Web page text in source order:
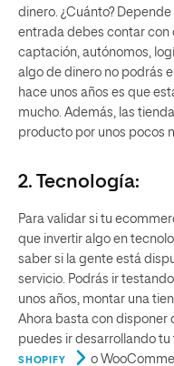
dinero. ¿Cuánto?
entrada debes contar
captación, autónomos,
algo de dinero no podrás
hace unos años es que
mucho. Además, las
producto por unos pocos
2. Tecnología:
Para validar si tu
que invertir algo en
saber si la gente está
servicio. Podrás ir
unos años, montar una
Ahora basta con disponer
puedes ir desarrollando
SHOPIFY
o